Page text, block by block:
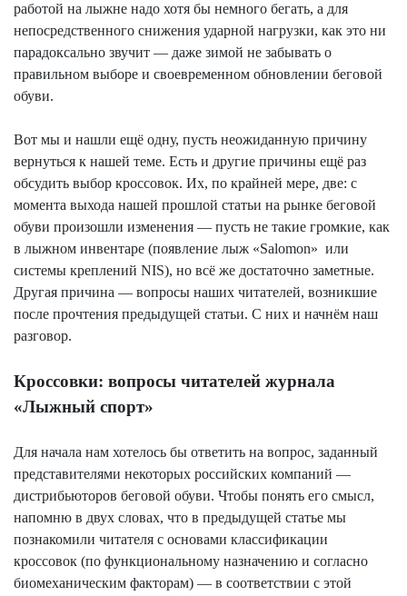
работой на лыжне надо хотя бы немного бегать, а для
непосредственного снижения ударной нагрузки, как это ни
парадоксально звучит — даже зимой не забывать о
правильном выборе и своевременном обновлении беговой
обуви.
Вот мы и нашли ещё одну, пусть неожиданную причину
вернуться к нашей теме. Есть и другие причины ещё раз
обсудить выбор кроссовок. Их, по крайней мере, две: с
момента выхода нашей прошлой статьи на рынке беговой
обуви произошли изменения — пусть не такие громкие, как
в лыжном инвентаре (появление лыж «Salomon» или
системы креплений NIS), но всё же достаточно заметные.
Другая причина — вопросы наших читателей, возникшие
после прочтения предыдущей статьи. С них и начнём наш
разговор.
Кроссовки: вопросы читателей журнала
«Лыжный спорт»
Для начала нам хотелось бы ответить на вопрос, заданный
представителями некоторых российских компаний —
дистрибьюторов беговой обуви. Чтобы понять его смысл,
напомню в двух словах, что в предыдущей статье мы
познакомили читателя с основами классификации
кроссовок (по функциональному назначению и согласно
биомеханическим факторам) — в соответствии с этой